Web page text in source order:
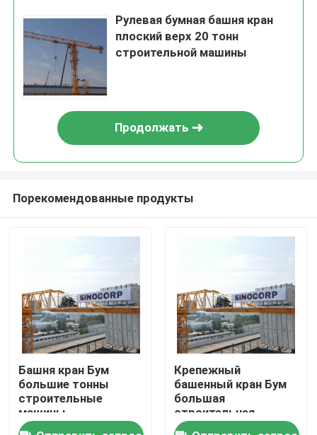
Рулевая бумная башня кран
плоский верх 20 тонн
строительной машины
Продолжать
Порекомендованные продукты
Башня кран Бум
большие тонны
строительные
машины
Крепежный
башенный кран Бум
большая
строительная
техника QTP8025